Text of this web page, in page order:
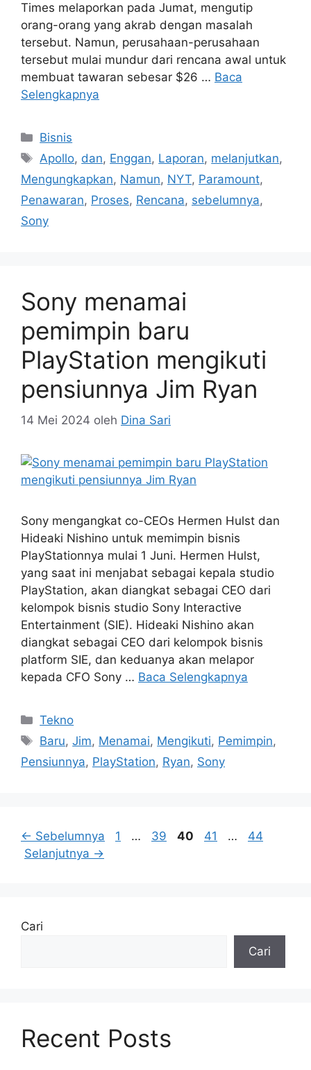
Times melaporkan pada Jumat, mengutip
orang-orang yang akrab dengan masalah
tersebut. Namun, perusahaan-perusahaan
tersebut mulai mundur dari rencana awal untuk
membuat tawaran sebesar $26 … Baca
Selengkapnya
Kategori
Bisnis
Tag
Apollo, dan, Enggan, Laporan, melanjutkan,
Mengungkapkan, Namun, NYT, Paramount,
Penawaran, Proses, Rencana, sebelumnya,
Sony
Sony menamai
pemimpin baru
PlayStation mengikuti
pensiunnya Jim Ryan
14 Mei 2024 oleh Dina Sari
Sony mengangkat co-CEOs Hermen Hulst dan
Hideaki Nishino untuk memimpin bisnis
PlayStationnya mulai 1 Juni. Hermen Hulst,
yang saat ini menjabat sebagai kepala studio
PlayStation, akan diangkat sebagai CEO dari
kelompok bisnis studio Sony Interactive
Entertainment (SIE). Hideaki Nishino akan
diangkat sebagai CEO dari kelompok bisnis
platform SIE, dan keduanya akan melapor
kepada CFO Sony … Baca Selengkapnya
Kategori
Tekno
Tag
Baru,Jim, Menamai, Mengikuti, Pemimpin,
Pensiunnya, PlayStation, Ryan, Sony
← Sebelumnya Halaman
1 … Halaman
39 Halaman
40 Halaman
41 … Halaman
44
Selanjutnya →
Cari
Cari
Recent Posts